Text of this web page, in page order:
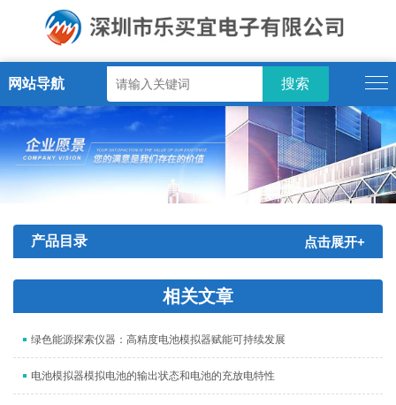
网站导航
产品目录 点击展开+
相关文章
绿色能源探索仪器：高精度电池模拟器赋能可持续发展
电池模拟器模拟电池的输出状态和电池的充放电特性